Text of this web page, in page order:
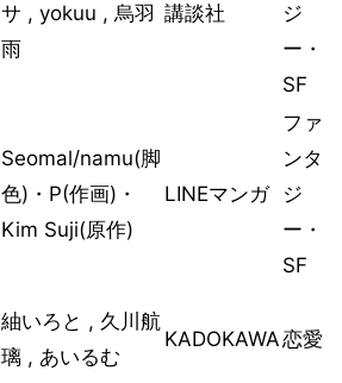
サ , yokuu , 烏羽
雨
講談社
ジ
ー・
SF
Seomal/namu(脚
色)・P(作画)・
Kim Suji(原作)
LINEマンガ
ファ
ンタ
ジ
ー・
SF
紬いろと , 久川航
璃 , あいるむ
KADOKAWA恋愛